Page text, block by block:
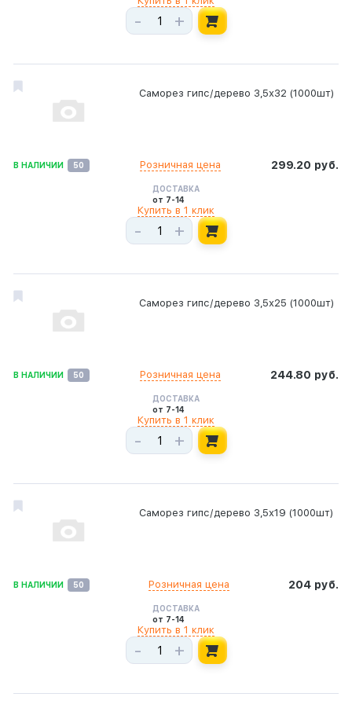
- +
Саморез гипс/дерево 3,5х32 (1000шт)
В НАЛИЧИИ 50 299.20 руб.
Розничная цена
ДОСТАВКА
от 7-14
- +
Купить в 1 клик
Саморез гипс/дерево 3,5х25 (1000шт)
В НАЛИЧИИ 50 244.80 руб.
Розничная цена
ДОСТАВКА
от 7-14
- +
Купить в 1 клик
Саморез гипс/дерево 3,5х19 (1000шт)
В НАЛИЧИИ 50 204 руб.
Розничная цена
ДОСТАВКА
от 7-14
- +
Купить в 1 клик